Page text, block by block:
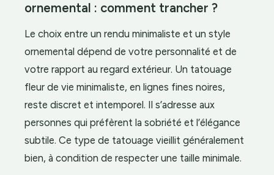
ornemental : comment trancher ?
Le choix entre un rendu minimaliste et un style
ornemental dépend de votre personnalité et de
votre rapport au regard extérieur. Un tatouage
fleur de vie minimaliste, en lignes fines noires,
reste discret et intemporel. Il s’adresse aux
personnes qui préfèrent la sobriété et l’élégance
subtile. Ce type de tatouage vieillit généralement
bien, à condition de respecter une taille minimale.